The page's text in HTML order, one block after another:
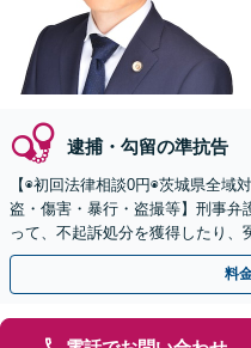
逮捕・勾留の準抗告
【◉初回法律相談0円◉茨城県全域
盗・傷害・暴行・盗撮等】刑事弁
って、不起訴処分を獲得したり
できます。可能な限り当日のご相
料